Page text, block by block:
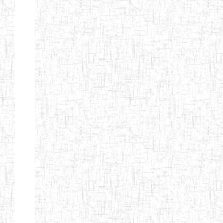
Etablissements
d'enseignement
secondaire
technique
et
professionnel
ESTP
Etablissements